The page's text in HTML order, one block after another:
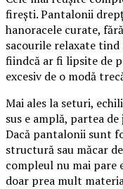
firești. Pantalonii
hanoracele curate,
sacourile relaxate
fiindcă ar fi lipsite de
excesiv de o modă
Mai ales la seturi,
sus e amplă, partea
Dacă pantalonii sunt
structură sau măcar
compleul nu mai pare
doar prea mult